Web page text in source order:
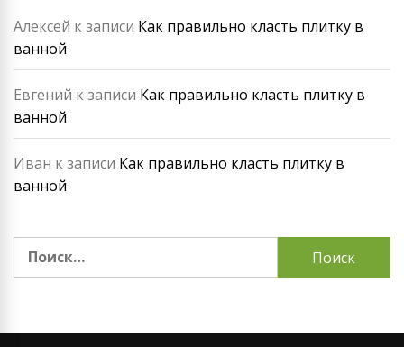
Алексей к записи Как правильно класть плитку в
ванной
Евгений к записи Как правильно класть плитку в
ванной
Иван к записи Как правильно класть плитку в
ванной
Найти: